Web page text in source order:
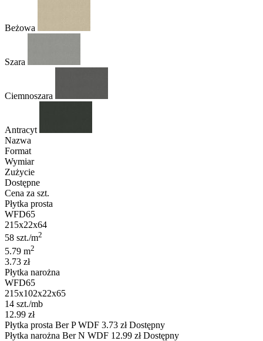
Beżowa
Szara
Ciemnoszara
Antracyt
Nazwa
Format
Wymiar
Zużycie
Dostępne
Cena za szt.
Płytka prosta
WFD65
215x22x64
58 szt./m2
5.79 m2
3.73 zł
Płytka narożna
WFD65
215x102x22x65
14 szt./mb
12.99 zł
Płytka prosta Ber P WDF 3.73 zł Dostępny
Płytka narożna Ber N WDF 12.99 zł Dostępny